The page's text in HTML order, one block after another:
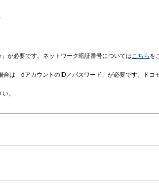
が必要です。ネットワーク暗証番号についてはこちら を
は「dアカウントのID／パスワード」が必要です。ドコ
。